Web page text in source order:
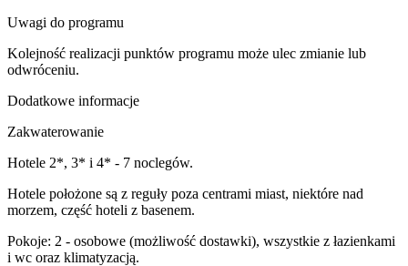
Uwagi do programu
Kolejność realizacji punktów programu może ulec zmianie lub
odwróceniu.
Dodatkowe informacje
Zakwaterowanie
Hotele 2*, 3* i 4* - 7 noclegów.
Hotele położone są z reguły poza centrami miast, niektóre nad
morzem, część hoteli z basenem.
Pokoje: 2 - osobowe (możliwość dostawki), wszystkie z łazienkami
i wc oraz klimatyzacją.